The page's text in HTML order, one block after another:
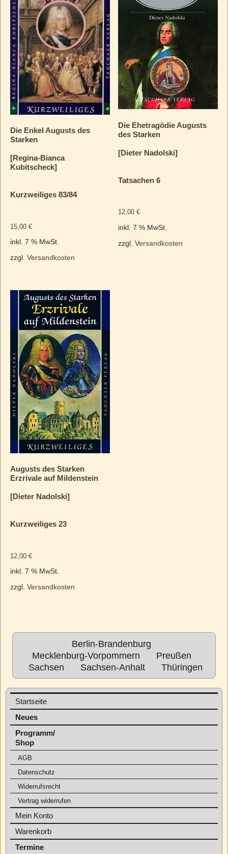
Die Enkel Augusts des
Starken
[Regina-Bianca
Kubitscheck]
Kurzweiliges 83/84
15,00 €
inkl. 7 % MwSt.
zzgl. Versandkosten
Die Ehetragödie Augusts
des Starken
[Dieter Nadolski]
Tatsachen 6
12,00€
inkl. 7 % MwSt.
zzgl.Versandkosten
Augusts des Starken
Erzrivale auf Mildenstein
[Dieter Nadolski]
Kurzweiliges 23
12,00 €
inkl. 7 % MwSt.
zzgl. Versandkosten
Berlin-Brandenburg
Mecklenburg-Vorpommern
Preußen
Sachsen
Sachsen-Anhalt Thüringen
Startseite
Neues
Programm/
Shop
AGB
Datenschutz
Widerrufsrecht
Vertrag widerrufen
Mein Konto
Warenkorb
Termine